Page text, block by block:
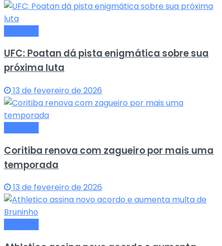
UFC: Poatan dá pista enigmática sobre sua
próxima luta
13 de fevereiro de 2026
Coritiba renova com zagueiro por mais uma
temporada
13 de fevereiro de 2026